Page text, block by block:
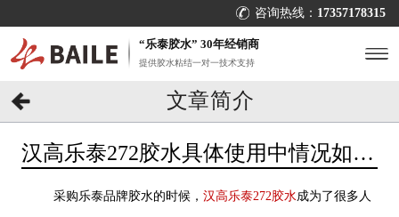
咨询热线： 17357178315
“乐泰胶水” 30年经销商
提供胶水粘结一对一技术支持
文章简介
汉高乐泰272胶水具体使用中情况如
采购乐泰品牌胶水的时候， 汉高乐泰272胶水成为了很多人